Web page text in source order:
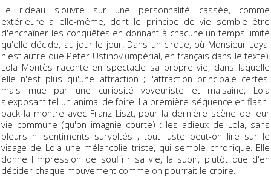
Le rideau s'ouvre sur une personnalité cassée, comme
extérieure à elle-même, dont le principe de vie semble être
d'enchaîner les conquêtes en donnant à chacune un temps limité
qu'elle décide, au jour le jour. Dans un cirque, où Monsieur Loyal
n'est autre que Peter Ustinov (impérial, en français dans le texte),
Lola Montès raconte en spectacle sa propre vie, dans laquelle
elle n'est plus qu'une attraction ; l'attraction principale certes,
mais mue par une curiosité voyeuriste et malsaine, Lola
s'exposant tel un animal de foire. La première séquence en flash-
back la montre avec Franz Liszt, pour la dernière scène de leur
vie commune (qu'on imagnie courte) : les adieux de Lola, sans
pleurs ni sentiments survoltés ; tout juste peut-on lire sur le
visage de Lola une mélancolie triste, qui semble chronique. Elle
donne l'impression de souffrir sa vie, la subir, plutôt que d'en
décider chaque mouvement comme on pourrait le croire.